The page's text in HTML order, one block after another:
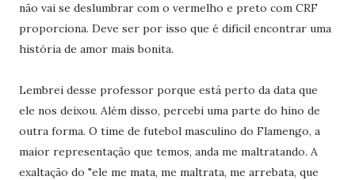
não vai se deslumbrar com o vermelho e preto com CRF
proporciona. Deve ser por isso que é difícil encontrar uma
história de amor mais bonita.
Lembrei desse professor porque está perto da data que
ele nos deixou. Além disso, percebi uma parte do hino de
outra forma. O time de futebol masculino do Flamengo, a
maior representação que temos, anda me maltratando. A
exaltação do "ele me mata, me maltrata, me arrebata, que